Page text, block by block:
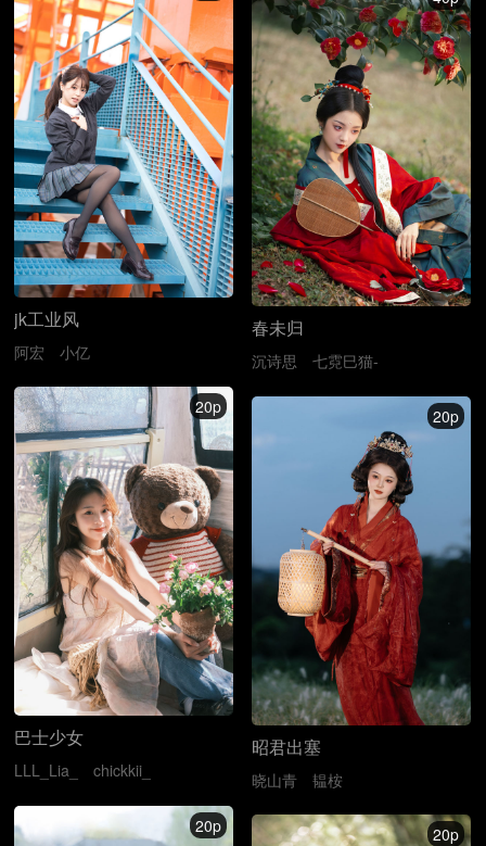
jk工业风
阿宏 小亿
春未归
沉诗思 七霓巳猫-
20p
巴士少女
LLL_Lia_ chickkii_
20p
昭君出塞
晓山青 韫桉
20p 20p